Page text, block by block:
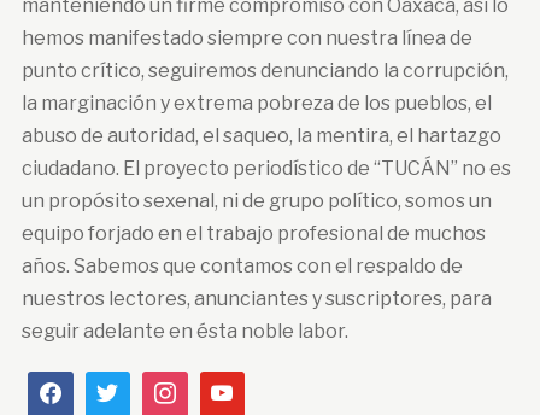
manteniendo un firme compromiso con Oaxaca, así lo
hemos manifestado siempre con nuestra línea de
punto crítico, seguiremos denunciando la corrupción,
la marginación y extrema pobreza de los pueblos, el
abuso de autoridad, el saqueo, la mentira, el hartazgo
ciudadano. El proyecto periodístico de “TUCÁN” no es
un propósito sexenal, ni de grupo político, somos un
equipo forjado en el trabajo profesional de muchos
años. Sabemos que contamos con el respaldo de
nuestros lectores, anunciantes y suscriptores, para
seguir adelante en ésta noble labor.